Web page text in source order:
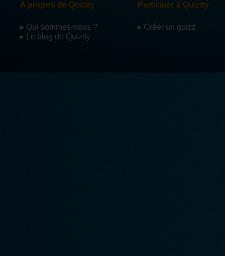
A propos de Quizity
▸ Qui sommes-nous ?
▸ Le blog de Quizity
Participer à Quizity
▸ Créer un quizz